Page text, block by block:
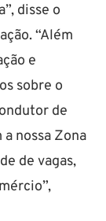
disse o
“Além
e
sobre o
de
nossa Zona
de vagas,